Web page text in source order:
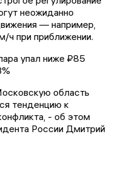
неожиданно
— например,
ч при приближении.
упал ниже ₽85
область
тенденцию к
- об этом
России Дмитрий